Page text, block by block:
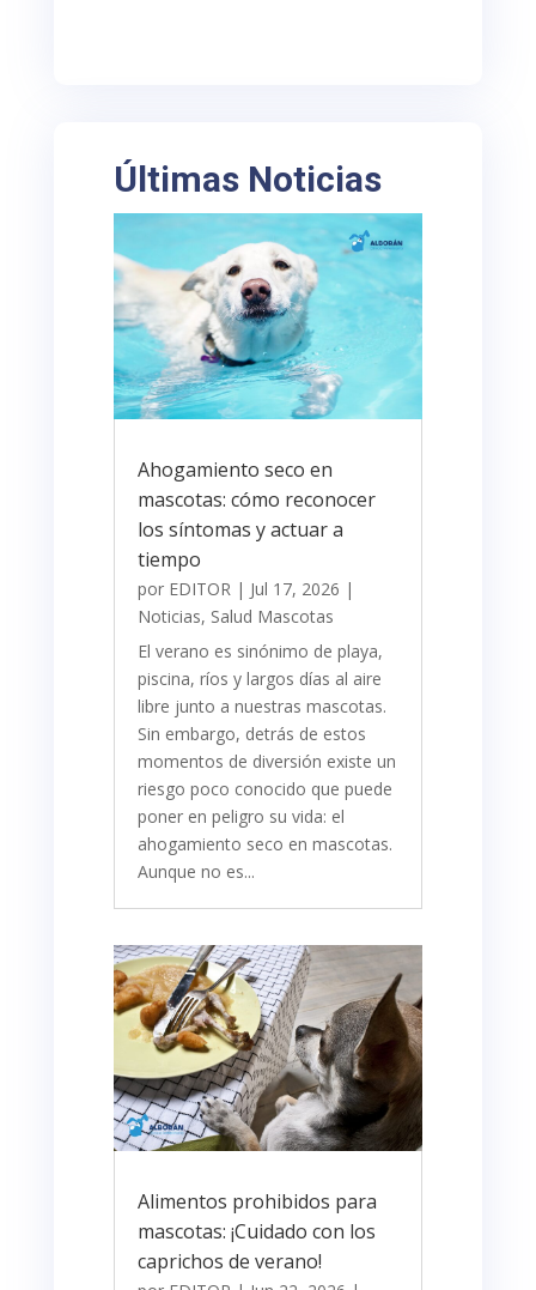
Últimas Noticias
Ahogamiento seco en
mascotas: cómo reconocer
los síntomas y actuar a
tiempo
por EDITOR| Jul 17, 2026 |
Noticias, Salud Mascotas
​El verano es sinónimo de playa,
piscina, ríos y largos días al aire
libre junto a nuestras mascotas.
Sin embargo, detrás de estos
momentos de diversión existe un
riesgo poco conocido que puede
poner en peligro su vida: el
ahogamiento seco en mascotas.
Aunque no es...
Alimentos prohibidos para
mascotas: ¡Cuidado con los
caprichos de verano!